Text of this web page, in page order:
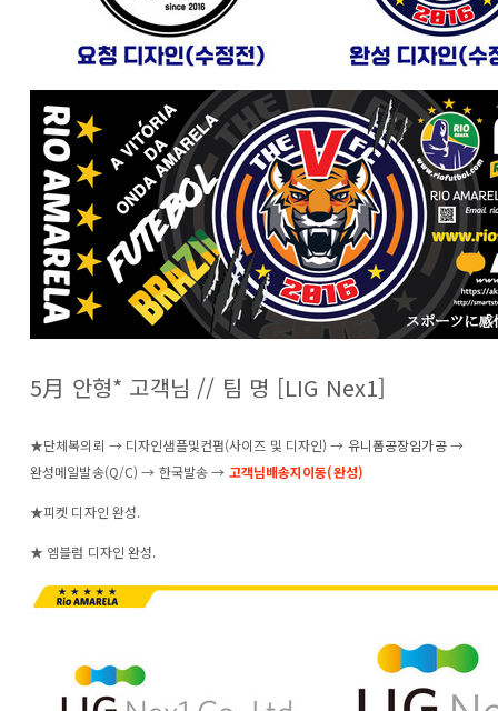
5月 안형* 고객님 // 팀 명 [LIG Nex1]
★단체복의뢰 → 디자인샘플및컨펌(사이즈 및 디자인) → 유니폼공장임가공→
완성메일발송(Q/C) → 한국발송 → 고객님배송지이동(완성)
★피켓 디자인 완성.
★ 엠블럼 디자인 완성.